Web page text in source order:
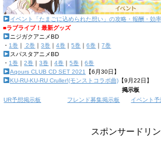
イベント「たまごに込められた想い」の攻略・報酬・効
■ラブライブ！最新グッズ
ニジガクアニメBD
・ 1巻 ｜ 2巻 ｜3巻 ｜4巻 ｜5巻 ｜6巻 ｜7巻
スパスタアニメBD
・ 1巻 ｜2巻 ｜3巻 ｜4巻 ｜5巻 ｜6巻
Aqours CLUB CD SET 2021
【6月30日】
KU-RU-KU-RU Cruller!(モンストコラボ曲)【9月22日】
掲示板
UR予想掲示板
フレンド募集掲示板 イベント
スポンサードリ